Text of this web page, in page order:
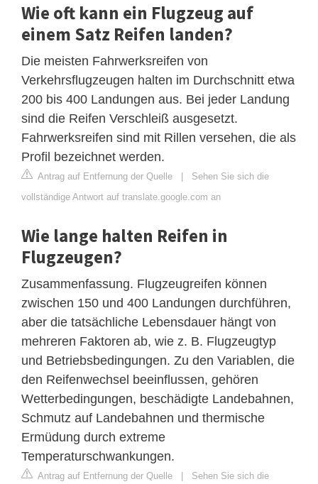
Wie oft kann ein Flugzeug auf
einem Satz Reifen landen?
Die meisten Fahrwerksreifen von
Verkehrsflugzeugen halten im Durchschnitt etwa
200 bis 400 Landungen aus. Bei jeder Landung
sind die Reifen Verschleiß ausgesetzt.
Fahrwerksreifen sind mit Rillen versehen, die als
Profil bezeichnet werden.
Antrag auf Entfernung der Quelle | Sehen Sie sich die
vollständige Antwort auf translate.google.com an
Wie lange halten Reifen in
Flugzeugen?
Zusammenfassung. Flugzeugreifen können
zwischen 150 und 400 Landungen durchführen,
aber die tatsächliche Lebensdauer hängt von
mehreren Faktoren ab, wie z. B. Flugzeugtyp
und Betriebsbedingungen. Zu den Variablen, die
den Reifenwechsel beeinflussen, gehören
Wetterbedingungen, beschädigte Landebahnen,
Schmutz auf Landebahnen und thermische
Ermüdung durch extreme
Temperaturschwankungen.
Antrag auf Entfernung der Quelle | Sehen Sie sich die